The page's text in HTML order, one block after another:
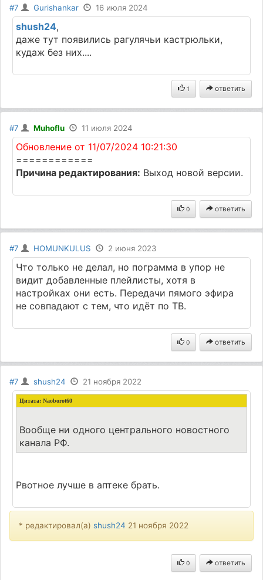
#7 Gurishankar 16 июля 2024
shush24,
даже тут появились рагулячьи кастрюльки,
кудаж без них....
1 ответить
#7 Muhoflu 11 июля 2024
Обновление от 11/07/2024 10:21:30
============
Причина редактирования: Выход новой версии.
0 ответить
#7 HOMUNKULUS 2 июня 2023
Что только не делал, но пограмма в упор не
видит добавленные плейлисты, хотя в
настройках они есть. Передачи пямого эфира
не совпадают с тем, что идёт по ТВ.
0 ответить
#7 shush24 21 ноября 2022
Цитата:Naoborot60
Вообще ни одного центрального новостного
канала РФ.
Рвотное лучше в аптеке брать.
* редактировал(а)shush24 21 ноября 2022
0 ответить